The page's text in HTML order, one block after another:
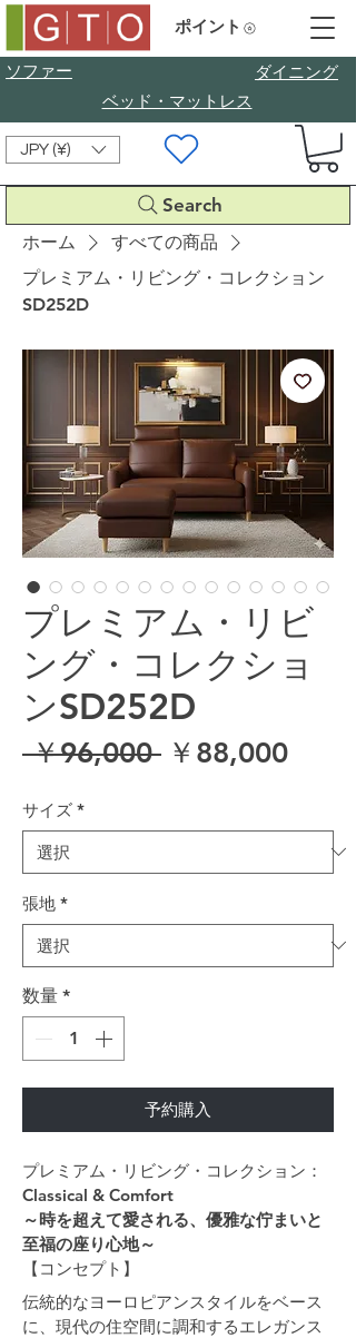
ソファー
​ダイニング
ベッド・マットレス
JPY (¥)
Search
ポイント
ホーム
すべての商品
プレミアム・リビング・コレクション
SD252D
プレミアム・リビ
ング・コレクショ
ンSD252D
￥96,000 通常価格
￥88,000セー
サイズ *
張地 *
数量 *
予約購入
プレミアム・リビング・コレクション：
Classical & Comfort
～時を超えて愛される、優雅な佇まいと
至福の座り心地～
【コンセプト】
伝統的なヨーロピアンスタイルをベース
に、現代の住空間に調和するエレガンス